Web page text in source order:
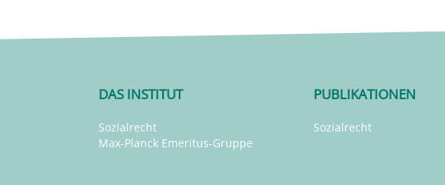
DAS INSTITUT
Sozialrecht
Max-Planck Emeritus-Gruppe
PUBLIKATIONEN
Sozialrecht